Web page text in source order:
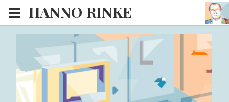
HANNO RINKE
Heim
EISINSEL
Sonntagspredigten
Blog